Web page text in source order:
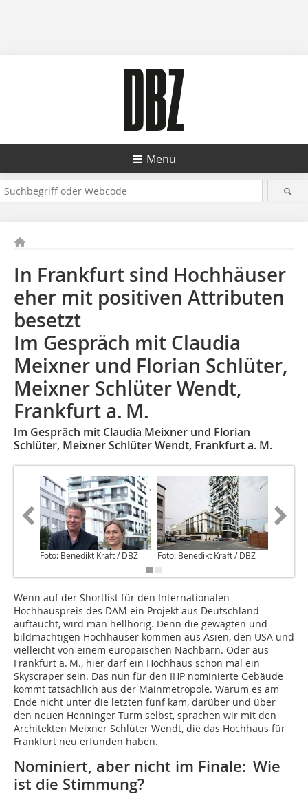
Menü
In Frankfurt sind Hochhäuser
eher mit positiven Attributen
besetzt
Im Gespräch mit Claudia
Meixner und Florian Schlüter,
Meixner Schlüter Wendt,
Frankfurt a. M.
Im Gespräch mit Claudia Meixner und Florian
Schlüter, Meixner Schlüter Wendt, Frankfurt a. M.
Foto: Benedikt Kraft / DBZ Foto: Benedikt Kraft / DBZ
Wenn auf der Shortlist für den Internationalen
Hochhauspreis des DAM ein Projekt aus Deutschland
auftaucht, wird man hellhörig. Denn die gewagten und
bildmächtigen Hochhäuser kommen aus Asien, den USA und
vielleicht von einem europäischen Nachbarn. Oder aus
Frankfurt a. M., hier darf ein Hochhaus schon mal ein
Skyscraper sein. Das nun für den IHP nominierte Gebäude
kommt tatsächlich aus der Mainmetropole. Warum es am
Ende nicht unter die letzten fünf kam, darüber und über
den neuen Henninger Turm selbst, sprachen wir mit den
Architekten Meixner Schlüter Wendt, die das Hochhaus für
Frankfurt neu erfunden haben.
Nominiert, aber nicht im Finale: Wie
ist die Stimmung?